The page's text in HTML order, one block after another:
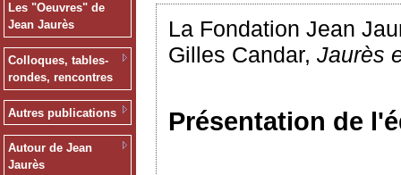
Les "Oeuvres" de
Jean Jaurès
Colloques, tables-
rondes, rencontres
Autres publications
Autour de Jean
Jaurès
La Fondation Jean
Gilles Candar, Jaurès
Présentation de